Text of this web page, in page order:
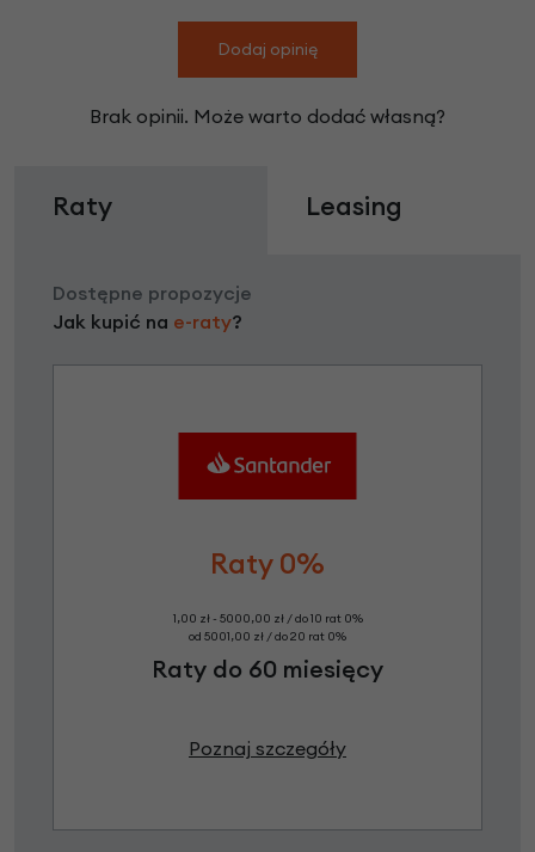
Dodaj opinię
Brak opinii. Może warto dodać własną?
Raty Leasing
Dostępne propozycje
Jak kupić na e-raty?
Raty 0%
1,00 zł - 5000,00 zł / do 10 rat 0%
od 5001,00 zł / do 20 rat 0%
Raty do 60 miesięcy
Poznaj szczegóły